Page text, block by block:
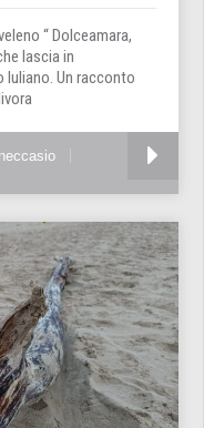
“ Dolceamara,
lascia in
Iuliano. Un racconto